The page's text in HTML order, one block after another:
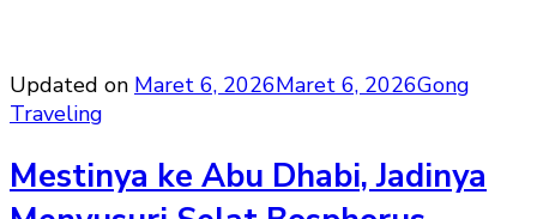
Updated on Maret 6, 2026Maret 6, 2026Gong
Traveling
Mestinya ke Abu Dhabi, Jadinya